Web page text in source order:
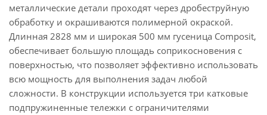
металлические детали проходят через дробеструйную
обработку и окрашиваются полимерной окраской.
Длинная 2828 мм и широкая 500 мм гусеница Composit,
обеспечивает большую площадь соприкосновения с
поверхностью, что позволяет эффективно использовать
всю мощность для выполнения задач любой
сложности. В конструкции используется три катковые
подпружиненные тележки с ограничителями